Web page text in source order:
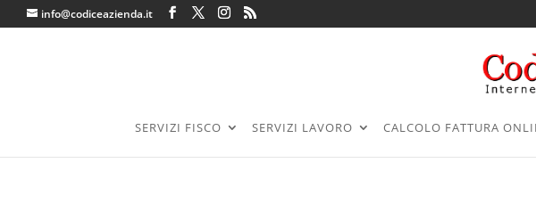
info@codiceazienda.it
SERVIZI FISCO SERVIZI LAVORO CALCOLO FATTURA